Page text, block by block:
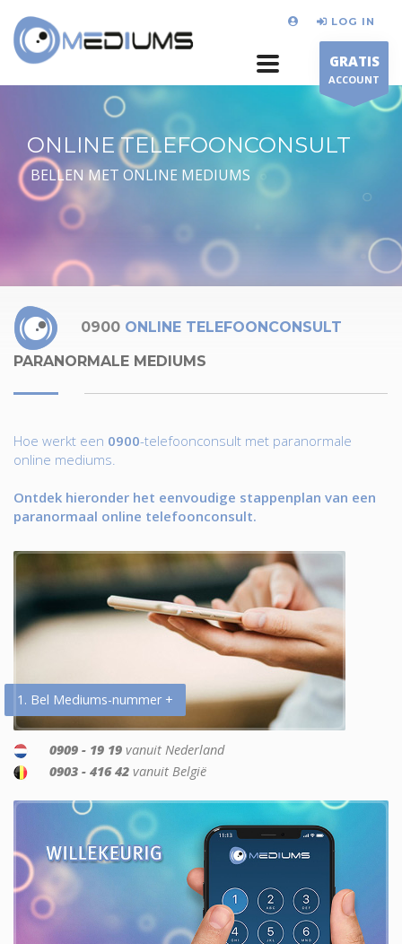
LOG IN
GRATIS
ACCOUNT
ONLINE TELEFOONCONSULT
BELLEN MET ONLINE MEDIUMS
0900 ONLINE TELEFOONCONSULT
PARANORMALE MEDIUMS
Hoe werkt een 0900-telefoonconsult met paranormale
online mediums.
Ontdek hieronder het eenvoudige stappenplan van een
paranormaal online telefoonconsult.
1. Bel Mediums-nummer +
0909 - 19 19 vanuit Nederland
0903 - 416 42 vanuit België